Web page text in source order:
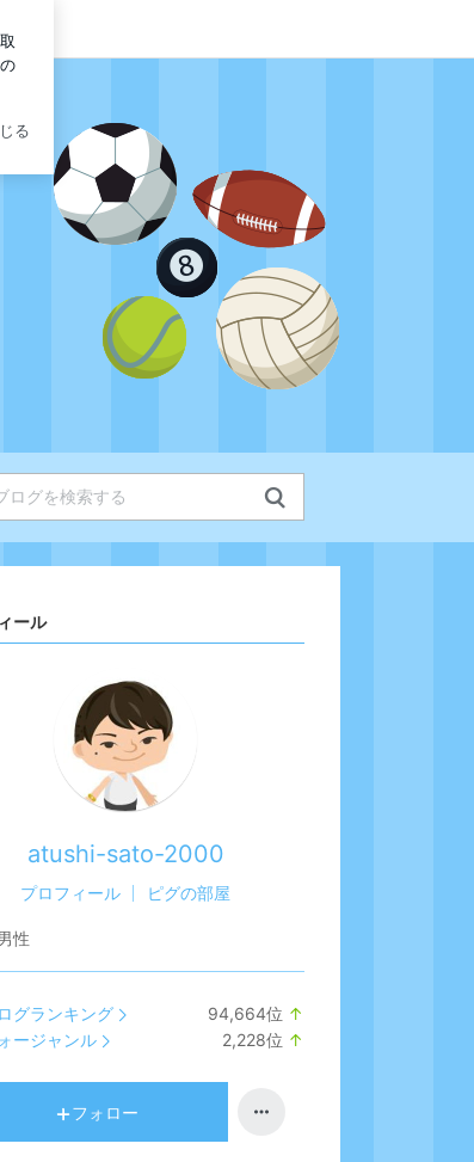
ール
atushi-sato-2000
プロフィール ピグの部屋
性
グランキング 94,664位 ↑
ージャンル 2,228位 ↑
フォロー